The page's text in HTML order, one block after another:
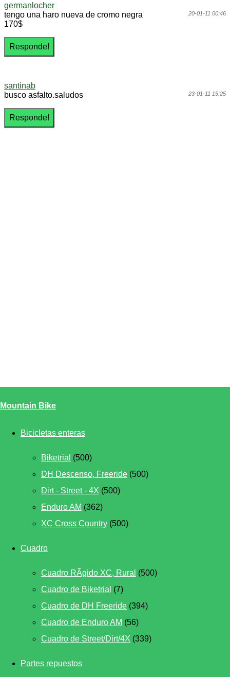
germanlocher
20-01-11 00:46
tengo una haro nueva de cromo negra
170$
santinab
23-01-11 15:25
busco asfalto.saludos
Mountain Bike
Bicicletas enteras
Biketrial (500)
DH Descenso, Freeride (500)
Dirt - Street - 4X (500)
Enduro AM (362)
XC Cross Country (500)
Cuadro
Cuadro RÃ­gido XC, Rural (500)
Cuadro de Biketrial (7)
Cuadro de DH Freeride (394)
Cuadro de Enduro AM (56)
Cuadro de Street/Dirt/4X (339)
Partes repuestos